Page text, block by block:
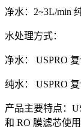
净水：2~3L/min
水处理方式：
净水： USPRO
纯水： USPRO
产品主要特点：
和 RO 膜滤芯使